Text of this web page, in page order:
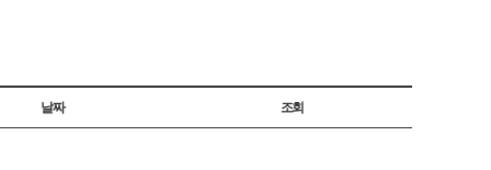
날짜 조회